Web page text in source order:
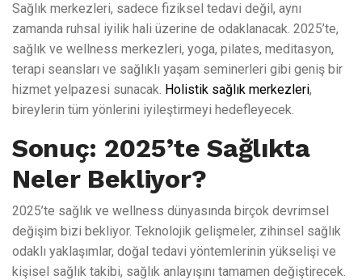
Sağlık merkezleri, sadece fiziksel tedavi değil, aynı
zamanda ruhsal iyilik hali üzerine de odaklanacak. 2025’te,
sağlık ve wellness merkezleri, yoga, pilates, meditasyon,
terapi seansları ve sağlıklı yaşam seminerleri gibi geniş bir
hizmet yelpazesi sunacak. Holistik sağlık merkezleri,
bireylerin tüm yönlerini iyileştirmeyi hedefleyecek.
Sonuç: 2025’te Sağlıkta
Neler Bekliyor?
2025’te sağlık ve wellness dünyasında birçok devrimsel
değişim bizi bekliyor. Teknolojik gelişmeler, zihinsel sağlık
odaklı yaklaşımlar, doğal tedavi yöntemlerinin yükselişi ve
kişisel sağlık takibi, sağlık anlayışını tamamen değiştirecek.